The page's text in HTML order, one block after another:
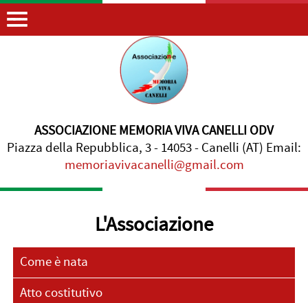
ASSOCIAZIONE MEMORIA VIVA CANELLI ODV
Piazza della Repubblica, 3 - 14053 - Canelli (AT) Email:
memoriavivacanelli@gmail.com
L'Associazione
Come è nata
Atto costitutivo